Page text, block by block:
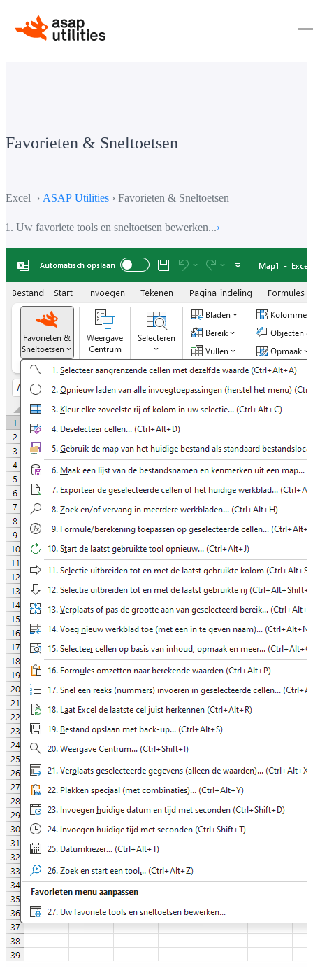
Favorieten & Sneltoetsen
Excel › ASAP Utilities › Favorieten & Sneltoetsen
Uw favoriete tools en sneltoetsen bewerken...›